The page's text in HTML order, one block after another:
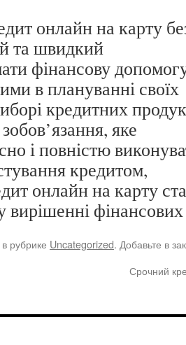
онлайн на карту
та швидкий
фінансову
в плануванні своїх
кредитних
яке
і повністю
кредитом,
онлайн на карту
вирішенні
рубрике Uncategorized. Добавьте в
Срочний